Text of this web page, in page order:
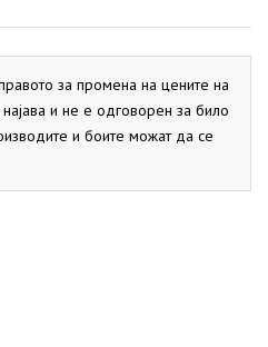
за промена на цените на
и не е одговорен за било
и боите можат да се